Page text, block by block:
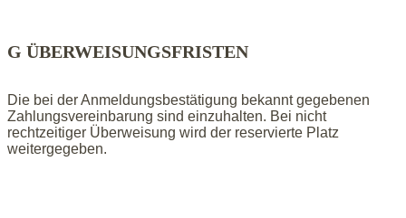
G ÜBERWEISUNGSFRISTEN
Die bei der Anmeldungsbestätigung bekannt gegebenen
Zahlungsvereinbarung sind einzuhalten. Bei nicht
rechtzeitiger Überweisung wird der reservierte Platz
weitergegeben.